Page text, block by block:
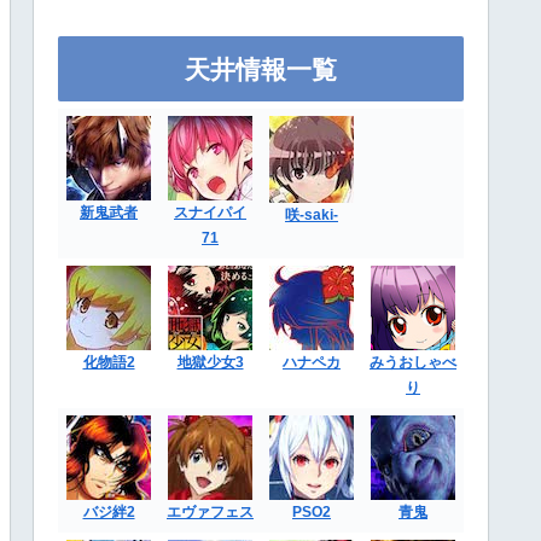
天井情報一覧
新鬼武者
スナイパイ
71
咲-saki-
化物語2 地獄少女3 ハナペカ
みうおしゃべ
り
バジ絆2 エヴァフェス PSO2 青鬼